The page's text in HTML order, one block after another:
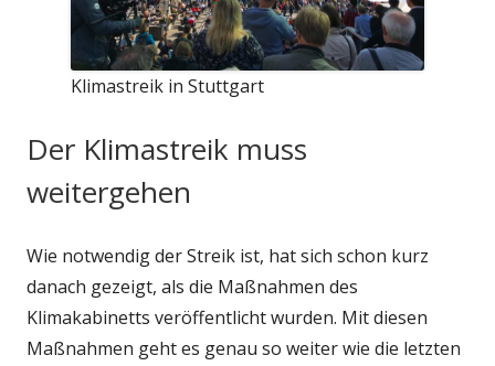
Klimastreik in Stuttgart
Der Klimastreik muss
weitergehen
Wie notwendig der Streik ist, hat sich schon kurz
danach gezeigt, als die Maßnahmen des
Klimakabinetts veröffentlicht wurden. Mit diesen
Maßnahmen geht es genau so weiter wie die letzten